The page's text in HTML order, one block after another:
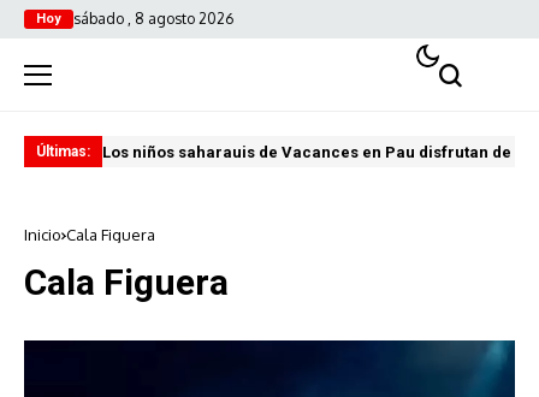
Hoy sábado , 8 agosto 2026
Últimas: Los niños saharauis de Vacances en Pau disfrutan de
Inicio Cala Figuera
Cala Figuera